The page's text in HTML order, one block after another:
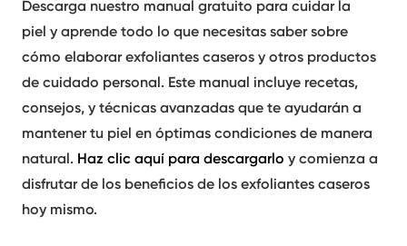
Descarga nuestro manual gratuito para cuidar la
piel y aprende todo lo que necesitas saber sobre
cómo elaborar exfoliantes caseros y otros productos
de cuidado personal. Este manual incluye recetas,
consejos, y técnicas avanzadas que te ayudarán a
mantener tu piel en óptimas condiciones de manera
natural. Haz clic aquí para descargarlo y comienza a
disfrutar de los beneficios de los exfoliantes caseros
hoy mismo.